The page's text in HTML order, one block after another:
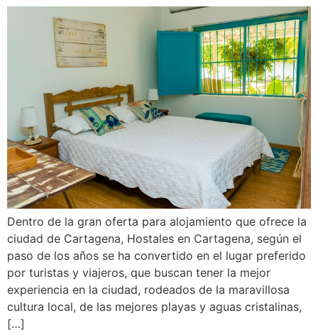
Dentro de la gran oferta para alojamiento que ofrece la
ciudad de Cartagena, Hostales en Cartagena, según el
paso de los años se ha convertido en el lugar preferido
por turistas y viajeros, que buscan tener la mejor
experiencia en la ciudad, rodeados de la maravillosa
cultura local, de las mejores playas y aguas cristalinas,
[…]